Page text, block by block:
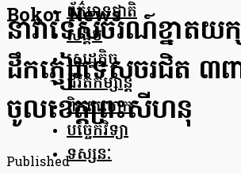
Bokor News
ព័ត៌មានជាតិ
សង្គម
សេដ្ឋកិច្ច
ជីវិតកម្សាន្ត
ពិភពលោក
បច្ចេកវិទ្យា
ទស្សនៈ
នាវាទេសចរណ៍ខ្នាតយ
ដឹកភ្ញៀវទេសចរជិត ៣ព
ចូលខេត្តព្រះសីហនុ
Published